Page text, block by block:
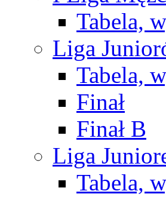
Tabela,
Liga
Tabela,
Finał
Finał B
Liga
Tabela,